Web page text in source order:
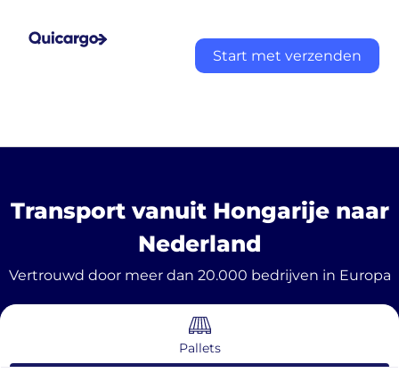
Start met verzenden
Transport vanuit Hongarije naar
Nederland
Vertrouwd door meer dan 20.000 bedrijven in Europa
Pallets